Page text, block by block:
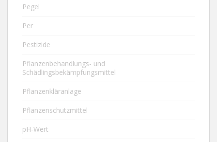
Pegel
Per
Pestizide
Pflanzenbehandlungs- und
Schädlingsbekämpfungsmittel
Pflanzenkläranlage
Pflanzenschutzmittel
pH-Wert